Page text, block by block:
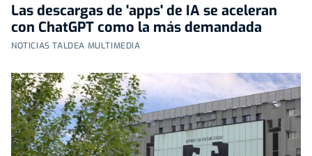
Las descargas de 'apps' de IA se aceleran
con ChatGPT como la más demandada
NOTICIAS TALDEA MULTIMEDIA